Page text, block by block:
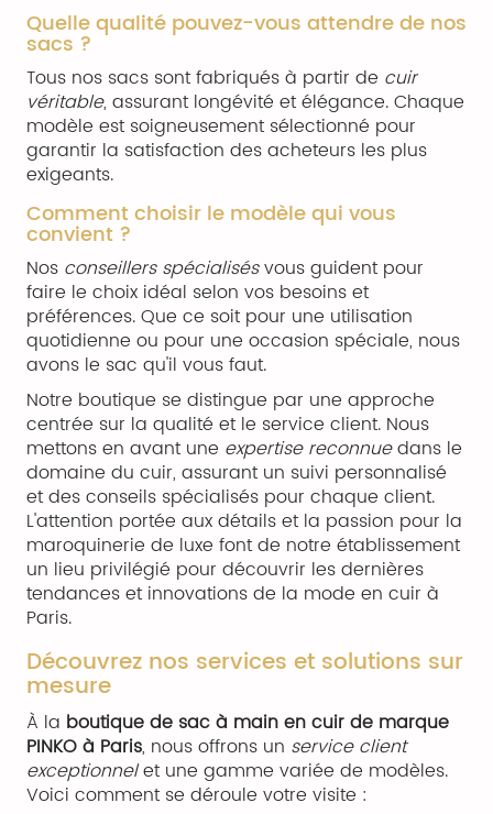
Quelle qualité pouvez-vous attendre de nos
sacs ?
Tous nos sacs sont fabriqués à partir de cuir
véritable, assurant longévité et élégance. Chaque
modèle est soigneusement sélectionné pour
garantir la satisfaction des acheteurs les plus
exigeants.
Comment choisir le modèle qui vous
convient ?
Nos conseillers spécialisésvous guident pour
faire le choix idéal selon vos besoins et
préférences. Que ce soit pour une utilisation
quotidienne ou pour une occasion spéciale, nous
avons le sac qu'il vous faut.
Notre boutique se distingue par une approche
centrée sur la qualité et le service client. Nous
mettons en avant une expertise reconnuedans le
domaine du cuir, assurant un suivi personnalisé
et des conseils spécialisés pour chaque client.
L'attention portée aux détails et la passion pour la
maroquinerie de luxe font de notre établissement
un lieu privilégié pour découvrir les dernières
tendances et innovations de la mode en cuir à
Paris.
Découvrez nos services et solutions sur
mesure
À la boutique de sac à main en cuir de marque
PINKO à Paris, nous offrons un service client
exceptionnelet une gamme variée de modèles.
Voici comment se déroule votre visite :